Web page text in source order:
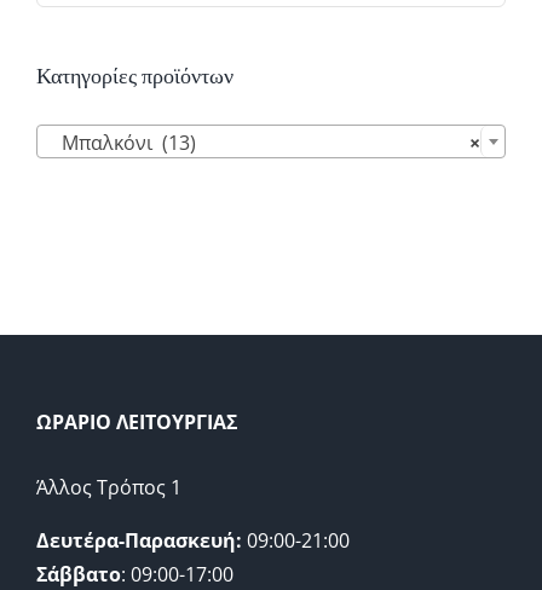
Κατηγορίες προϊόντων
×
Μπαλκόνι (13)
ΩΡΑΡΙΟ ΛΕΙΤΟΥΡΓΙΑΣ
Άλλος Τρόπος 1
Δευτέρα-Παρασκευή: 09:00-21:00
Σάββατο: 09:00-17:00